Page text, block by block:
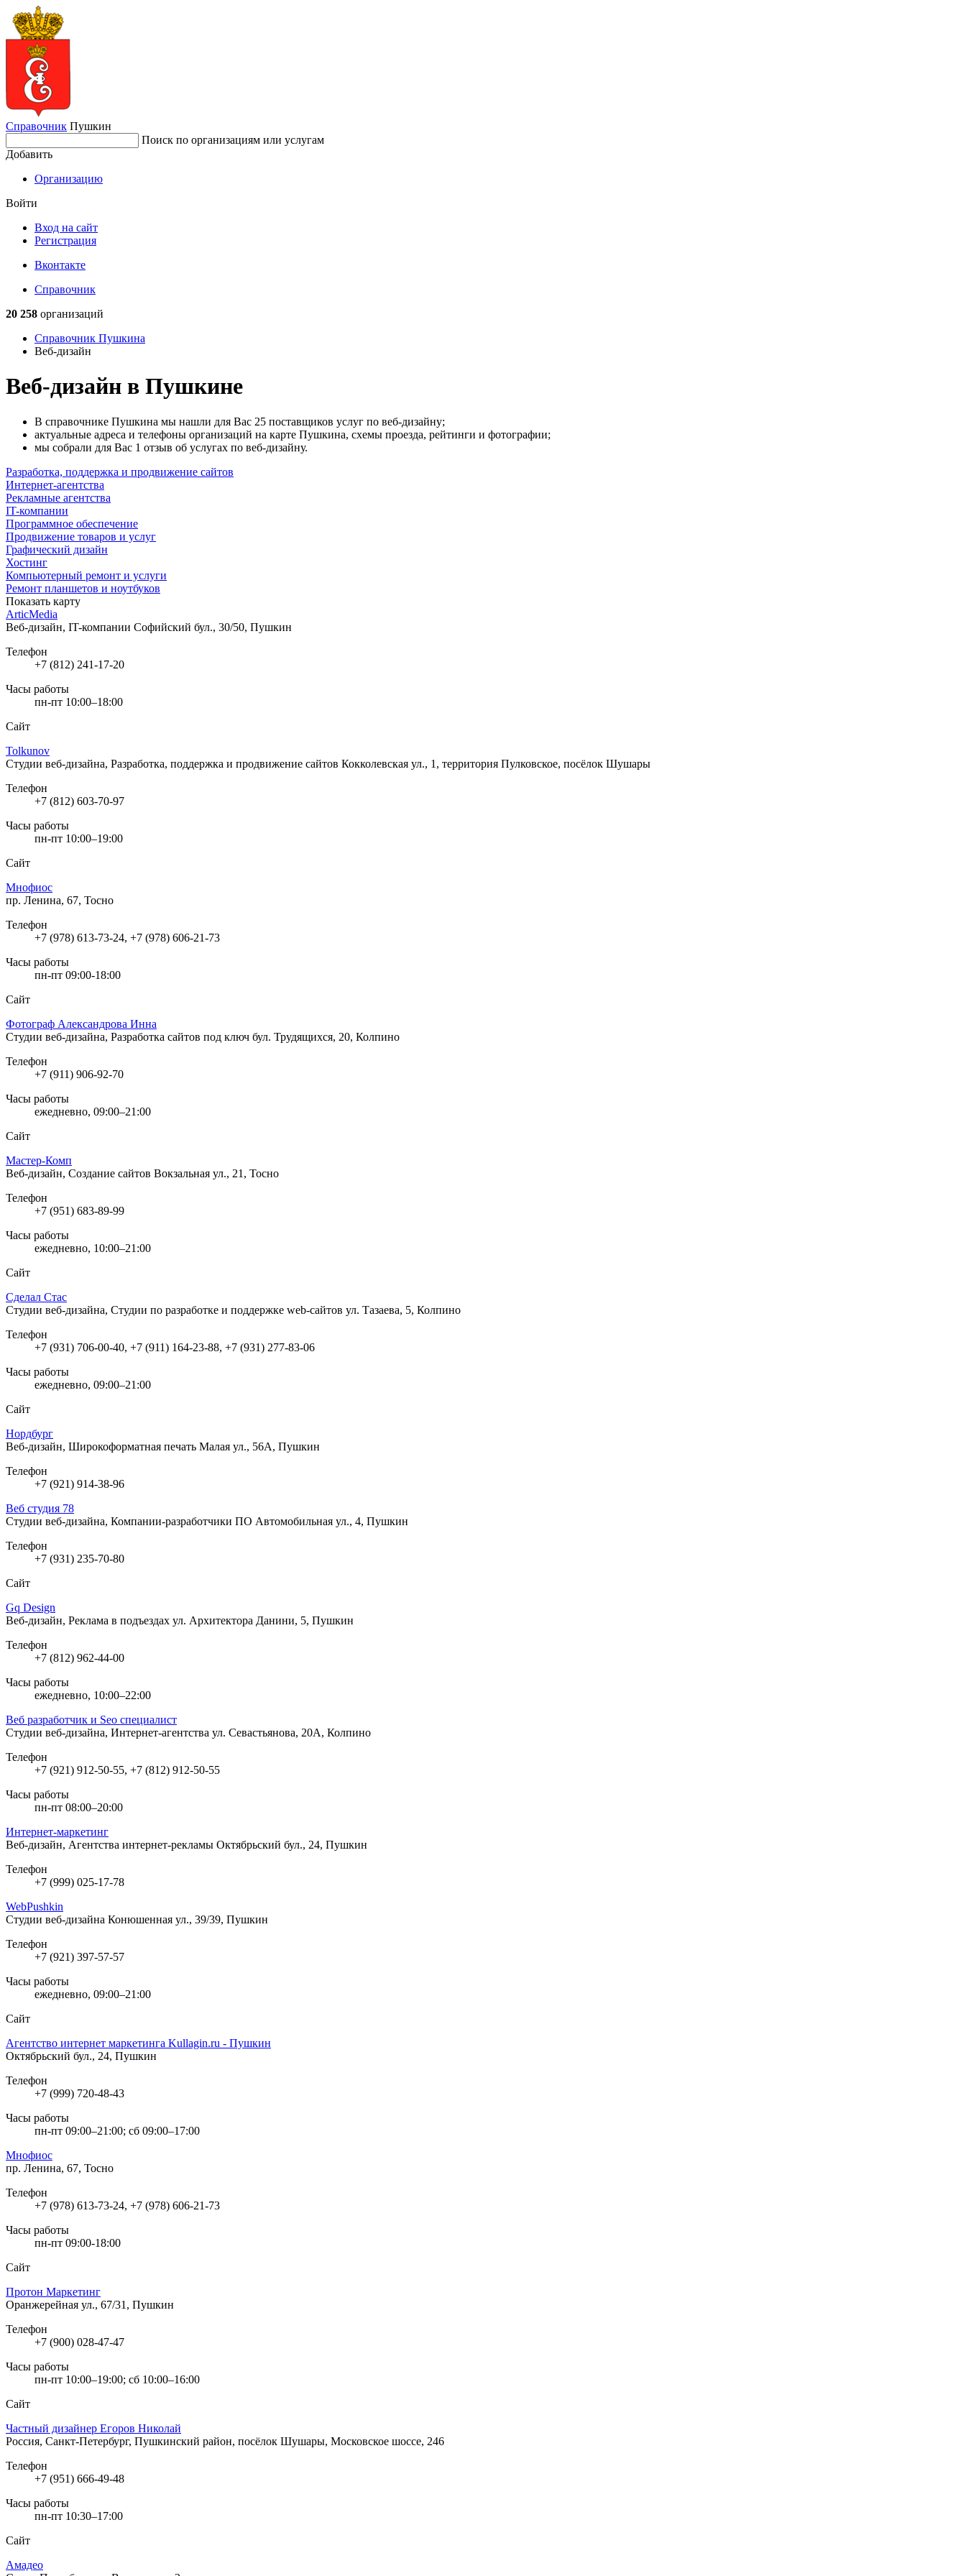
Справочник Пушкин
Поиск по организациям или услугам
Добавить
Организацию
Войти
Вход на сайт
Регистрация
Вконтакте
Справочник
20 258 организаций
Справочник Пушкина
Веб-дизайн
Веб-дизайн в Пушкине
В справочнике Пушкина мы нашли для Вас 25 поставщиков услуг по веб-дизайну;
актуальные адреса и телефоны организаций на карте Пушкина, схемы проезда, рейтинги и фотографии;
мы собрали для Вас 1 отзыв об услугах по веб-дизайну.
Разработка, поддержка и продвижение сайтов
Интернет-агентства
Рекламные агентства
IT-компании
Программное обеспечение
Продвижение товаров и услуг
Графический дизайн
Хостинг
Компьютерный ремонт и услуги
Ремонт планшетов и ноутбуков
Показать карту
ArticMedia
Веб-дизайн, IT-компании Софийский бул., 30/50, Пушкин
Телефон
+7 (812) 241-17-20
Часы работы
пн-пт 10:00–18:00
Сайт
Tolkunov
Студии веб-дизайна, Разработка, поддержка и продвижение сайтов Кокколевская ул., 1, территория Пулковское, посёлок Шушары
Телефон
+7 (812) 603-70-97
Часы работы
пн-пт 10:00–19:00
Сайт
Мнофиос
пр. Ленина, 67, Тосно
Телефон
+7 (978) 613-73-24, +7 (978) 606-21-73
Часы работы
пн-пт 09:00-18:00
Сайт
Фотограф Александрова Инна
Студии веб-дизайна, Разработка сайтов под ключ бул. Трудящихся, 20, Колпино
Телефон
+7 (911) 906-92-70
Часы работы
ежедневно, 09:00–21:00
Сайт
Мастер-Комп
Веб-дизайн, Создание сайтов Вокзальная ул., 21, Тосно
Телефон
+7 (951) 683-89-99
Часы работы
ежедневно, 10:00–21:00
Сайт
Сделал Стас
Студии веб-дизайна, Студии по разработке и поддержке web-сайтов ул. Тазаева, 5, Колпино
Телефон
+7 (931) 706-00-40, +7 (911) 164-23-88, +7 (931) 277-83-06
Часы работы
ежедневно, 09:00–21:00
Сайт
Нордбург
Веб-дизайн, Широкоформатная печать Малая ул., 56А, Пушкин
Телефон
+7 (921) 914-38-96
Веб студия 78
Студии веб-дизайна, Компании-разработчики ПО Автомобильная ул., 4, Пушкин
Телефон
+7 (931) 235-70-80
Сайт
Gq Design
Веб-дизайн, Реклама в подъездах ул. Архитектора Данини, 5, Пушкин
Телефон
+7 (812) 962-44-00
Часы работы
ежедневно, 10:00–22:00
Веб разработчик и Seo специалист
Студии веб-дизайна, Интернет-агентства ул. Севастьянова, 20А, Колпино
Телефон
+7 (921) 912-50-55, +7 (812) 912-50-55
Часы работы
пн-пт 08:00–20:00
Интернет-маркетинг
Веб-дизайн, Агентства интернет-рекламы Октябрьский бул., 24, Пушкин
Телефон
+7 (999) 025-17-78
WebPushkin
Студии веб-дизайна Конюшенная ул., 39/39, Пушкин
Телефон
+7 (921) 397-57-57
Часы работы
ежедневно, 09:00–21:00
Сайт
Агентство интернет маркетинга Kullagin.ru - Пушкин
Октябрьский бул., 24, Пушкин
Телефон
+7 (999) 720-48-43
Часы работы
пн-пт 09:00–21:00; сб 09:00–17:00
Мнофиос
пр. Ленина, 67, Тосно
Телефон
+7 (978) 613-73-24, +7 (978) 606-21-73
Часы работы
пн-пт 09:00-18:00
Сайт
Протон Маркетинг
Оранжерейная ул., 67/31, Пушкин
Телефон
+7 (900) 028-47-47
Часы работы
пн-пт 10:00–19:00; сб 10:00–16:00
Сайт
Частный дизайнер Егоров Николай
Россия, Санкт-Петербург, Пушкинский район, посёлок Шушары, Московское шоссе, 246
Телефон
+7 (951) 666-49-48
Часы работы
пн-пт 10:30–17:00
Сайт
Амадео